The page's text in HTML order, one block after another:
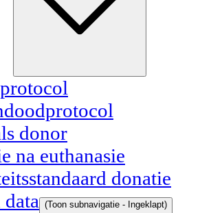
donor
na euthanasie
donatie
(Toon subnavigatie - Ingeklapt)